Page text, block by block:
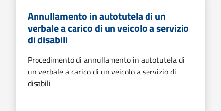
Annullamento in autotutela di un
verbale a carico di un veicolo a servizio
di disabili
Procedimento di annullamento in autotutela di
un verbale a carico di un veicolo a servizio di
disabili